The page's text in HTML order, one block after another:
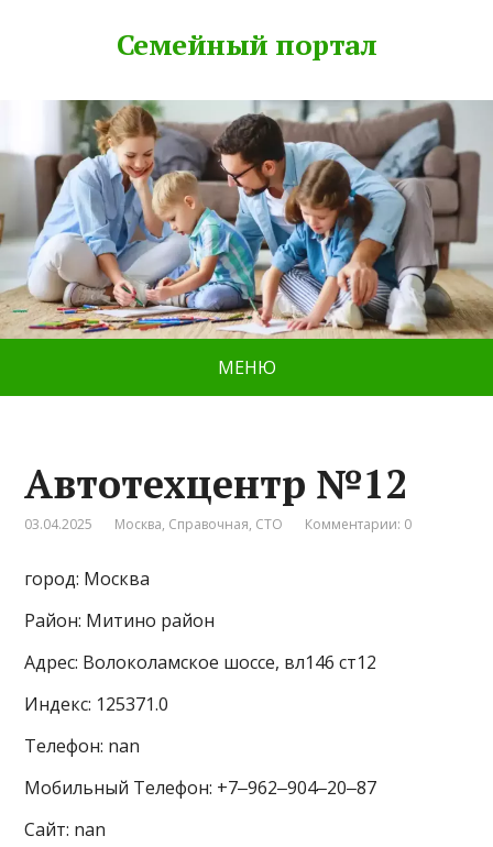
Семейный портал
МЕНЮ
Автотехцентр №12
03.04.2025 Москва, Справочная, СТО Комментарии: 0
город: Москва
Район: Митино район
Адрес: Волоколамское шоссе, вл146 ст12
Индекс: 125371.0
Телефон: nan
Мобильный Телефон: +7‒962‒904‒20‒87
Сайт: nan